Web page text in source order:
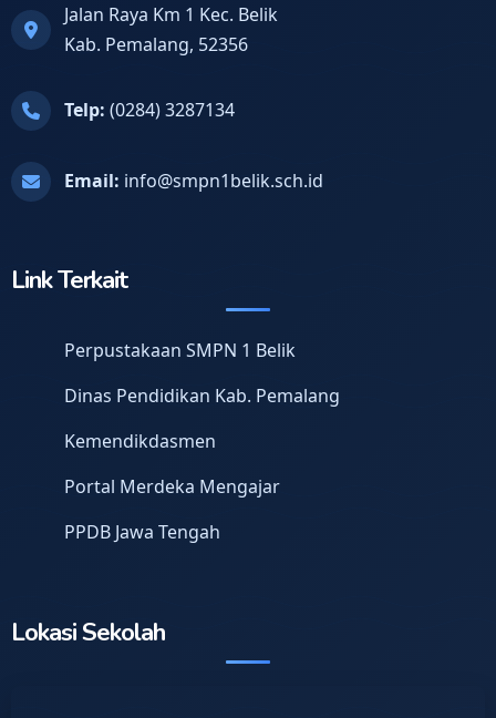
Jalan Raya Km 1 Kec. Belik
Kab. Pemalang, 52356
Telp: (0284) 3287134
Email: info@smpn1belik.sch.id
Link Terkait
Perpustakaan SMPN 1 Belik
Dinas Pendidikan Kab. Pemalang
Kemendikdasmen
Portal Merdeka Mengajar
PPDB Jawa Tengah
Lokasi Sekolah